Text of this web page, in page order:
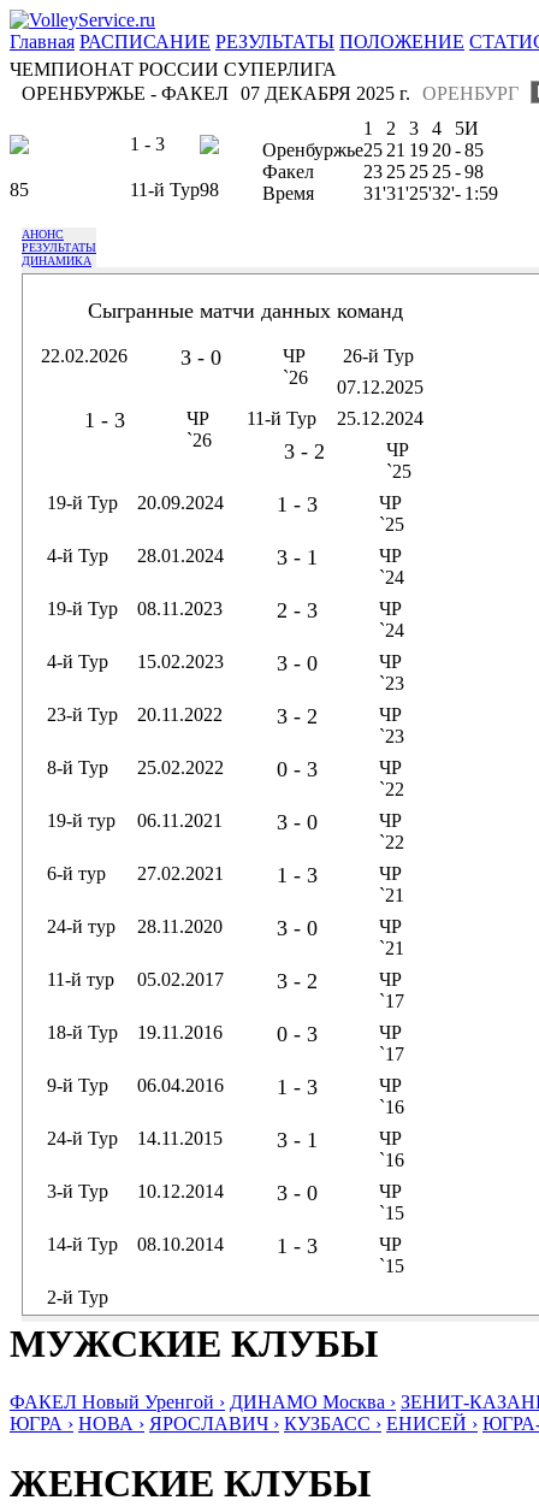
Главная РАСПИСАНИЕ РЕЗУЛЬТАТЫ ПОЛОЖЕНИЕ
ЧЕМПИОНАТ РОССИИ СУПЕРЛИГА
ОРЕНБУРЖЬЕ - ФАКЕЛ
ОРЕНБУРГ
07 ДЕКАБРЯ 2025 г.
1 - 3
85 11-й Тур98
1 2 3 4 5И
Оренбуржье25 21 19 20-85
Факел
23 25 25 25-98
Время
31'31'25'32'- 1:59
АНОНС
РЕЗУЛЬТАТЫ
ДИНАМИКА
Сыгранные матчи данных команд
22.02.2026 3 - 0
ЧР
`26
26-й Тур
07.12.2025
1 - 3
ЧР
`26
11-й Тур 25.12.2024
3 - 2
ЧР
`25
19-й Тур
20.09.2024 1 - 3
ЧР
`25
4-й Тур
28.01.2024 3 - 1
ЧР
`24
19-й Тур
08.11.2023 2 - 3
ЧР
`24
4-й Тур
15.02.2023 3 - 0
ЧР
`23
23-й Тур
20.11.2022 3 - 2
ЧР
`23
8-й Тур
25.02.2022 0 - 3
ЧР
`22
19-й тур
06.11.2021 3 - 0
ЧР
`22
6-й тур
27.02.2021 1 - 3
ЧР
`21
24-й тур
28.11.2020 3 - 0
ЧР
`21
11-й тур
05.02.2017 3 - 2
ЧР
`17
18-й Тур
19.11.2016 0 - 3
ЧР
`17
9-й Тур
06.04.2016 1 - 3
ЧР
`16
24-й Тур
14.11.2015 3 - 1
ЧР
`16
3-й Тур
10.12.2014 3 - 0
ЧР
`15
14-й Тур
08.10.2014 1 - 3
ЧР
`15
2-й Тур
МУЖСКИЕ КЛУБЫ
ФАКЕЛ Новый Уренгой › ДИНАМО Москва › ЗЕНИТ-
ЮГРА › НОВА › ЯРОСЛАВИЧ › КУЗБАСС › ЕНИСЕЙ ›
ЖЕНСКИЕ КЛУБЫ